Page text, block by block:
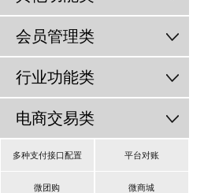
会员管理类
行业功能类
电商交易类
多种支付接口配置 平台对账
微团购 微商城